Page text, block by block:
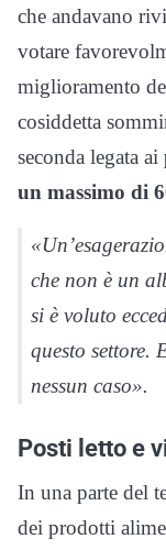
che andavano
votare
miglioramento
cosiddetta
seconda legata ai
un massimo di
che non è un
si è voluto
questo settore.
nessun caso».
Posti letto e
In una parte del
dei prodotti